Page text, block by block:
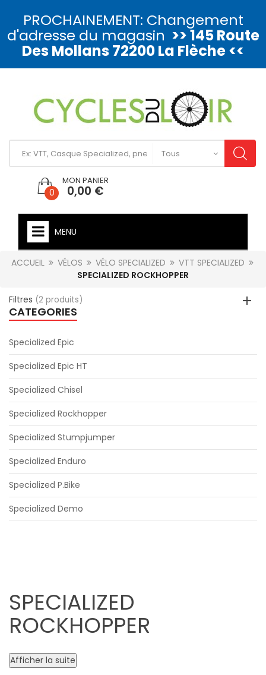
PROCHAINEMENT: Changement
d'adresse du magasin >> 145 Route
Des Mollans 72200 La Flèche <<
0
MON PANIER
0,00 €
MENU
ACCUEIL VÉLOS VÉLO SPECIALIZED
VTT SPECIALIZED
SPECIALIZED ROCKHOPPER
Filtres (2 produits)
CATEGORIES
Specialized Epic
Specialized Epic HT
Specialized Chisel
Specialized Rockhopper
Specialized Stumpjumper
Specialized Enduro
Specialized P.Bike
Specialized Demo
SPECIALIZED
ROCKHOPPER
Afficher la suite